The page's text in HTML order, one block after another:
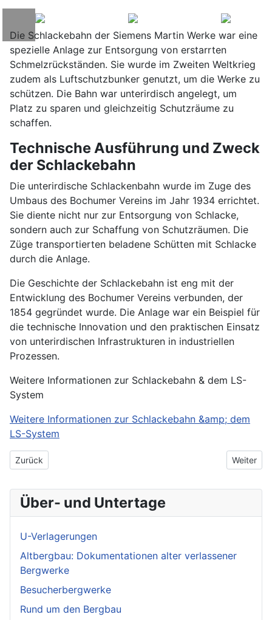
Die Schlackebahn der Siemens Martin Werke war eine
spezielle Anlage zur Entsorgung von erstarrten
Schmelzrückständen. Sie wurde im Zweiten Weltkrieg
zudem als Luftschutzbunker genutzt, um die Werke zu
schützen. Die Bahn war unterirdisch angelegt, um
Platz zu sparen und gleichzeitig Schutzräume zu
schaffen.
Technische Ausführung und Zweck
der Schlackebahn
Die unterirdische Schlackenbahn wurde im Zuge des
Umbaus des Bochumer Vereins im Jahr 1934 errichtet.
Sie diente nicht nur zur Entsorgung von Schlacke,
sondern auch zur Schaffung von Schutzräumen. Die
Züge transportierten beladene Schütten mit Schlacke
durch die Anlage.
Die Geschichte der Schlackebahn ist eng mit der
Entwicklung des Bochumer Vereins verbunden, der
1854 gegründet wurde. Die Anlage war ein Beispiel für
die technische Innovation und den praktischen Einsatz
von unterirdischen Infrastrukturen in industriellen
Prozessen.
Weitere Informationen zur Schlackebahn & dem LS-
System
Weitere Informationen zur Schlackebahn &amp; dem
LS-System
Vorheriger Beitrag: Autofriedhof (Bilkyrkogården)
Zurück Nächster
Weiter
Über- und Untertage
U-Verlagerungen
Altbergbau: Dokumentationen alter verlassener
Bergwerke
Besucherbergwerke
Rund um den Bergbau